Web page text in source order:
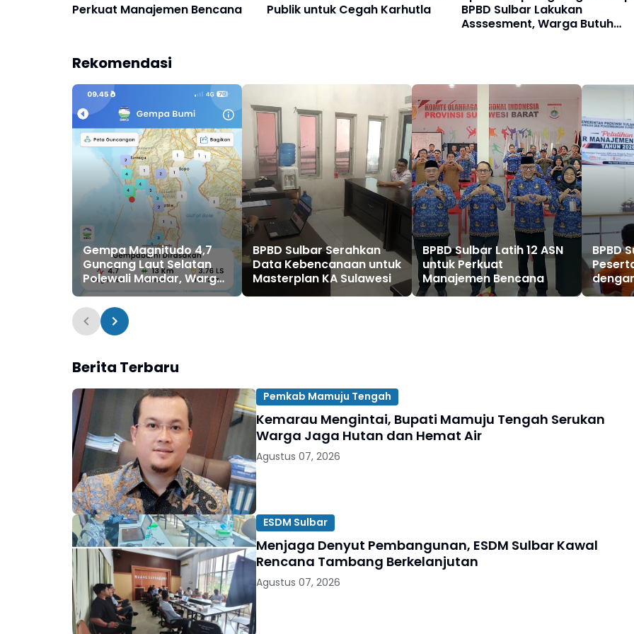
Perkuat Manajemen Bencana
Publik untuk Cegah Karhutla
BPBD Sulbar Lakukan
Asssesment, Warga Butuh
Rekomendasi
Gempa Magnitudo 4,7
Guncang Laut Selatan
Polewali Mandar, Warga
Diminta Tenang
BPBD Sulbar Serahkan
Data Kebencanaan untuk
Masterplan KA Sulawesi
BPBD Sulbar Latih 12 ASN
untuk Perkuat
Manajemen Bencana
BPBD
Berita Terbaru
Pemkab Mamuju Tengah
Kemarau Mengintai, Bupati Mamuju Tengah Serukan
Warga Jaga Hutan dan Hemat Air
Agustus 07, 2026
ESDM Sulbar
Menjaga Denyut Pembangunan, ESDM Sulbar Kawal
Rencana Tambang Berkelanjutan
Agustus 07, 2026